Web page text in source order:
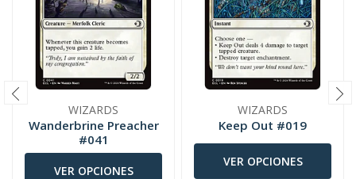
WIZARDS
Wanderbrine Preacher
#041
VER OPCIONES
WIZARDS
Keep Out #019
VER OPCIONES